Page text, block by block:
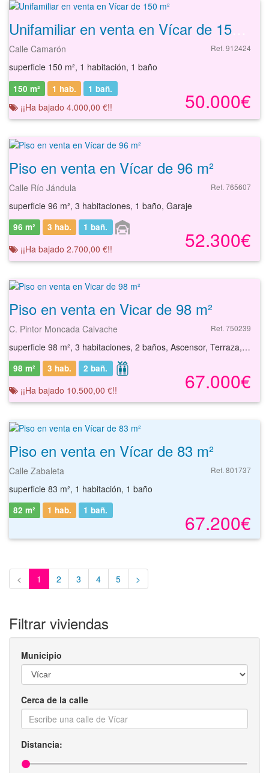
Calle Camarón Ref. 912424
superficie 150 m², 1 habitación, 1 baño
50.000€
150 m² 1 hab. 1 bañ.
¡¡Ha bajado 4.000,00 €!!
Piso en venta en Vícar de 96 m²
Calle Río Jándula Ref. 765607
superficie 96 m², 3 habitaciones, 1 baño, Garaje
52.300€
96 m² 3 hab. 1 bañ.
¡¡Ha bajado 2.700,00 €!!
Piso en venta en Vicar de 98 m²
C. Pintor Moncada Calvache Ref. 750239
superficie 98 m², 3 habitaciones, 2 baños, Ascensor, Terraza, Duplex
67.000€
98 m² 3 hab. 2 bañ.
¡¡Ha bajado 10.500,00 €!!
Piso en venta en Vícar de 83 m²
Calle Zabaleta Ref. 801737
superficie 83 m², 1 habitación, 1 baño
67.200€
82 m² 1 hab. 1 bañ.
< 1 2 3 4 5 >
Filtrar viviendas
Municipio
Cerca de la calle
Distancia: